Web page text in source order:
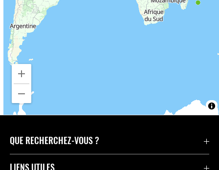
QUE RECHERCHEZ-VOUS ?
Motos
LIENS UTILES